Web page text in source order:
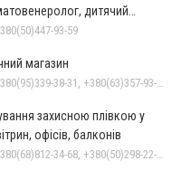
дитячий
93-59
магазин
захисною плівкою у
офісів, балконів